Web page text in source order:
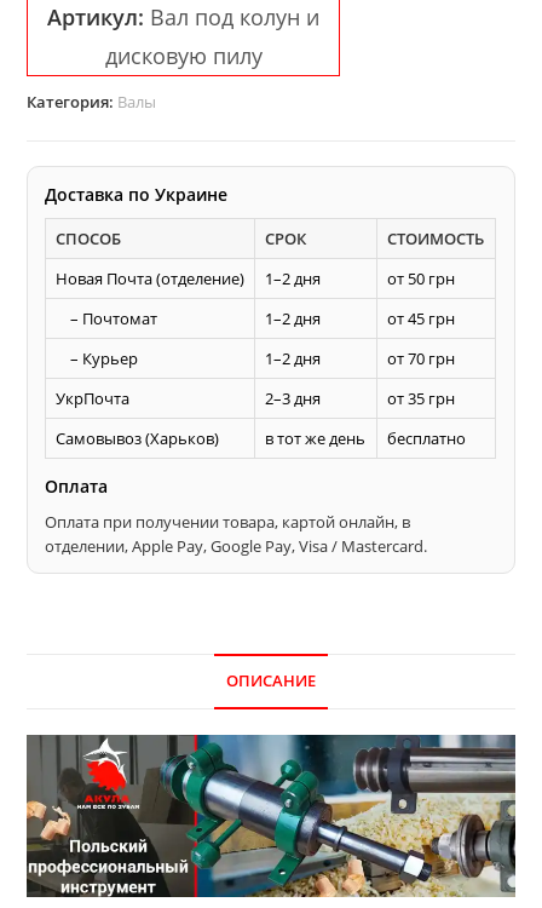
Артикул: Вал под колун и
дисковую пилу
Категория: Валы
Доставка по Украине
СПОСОБ СРОК
СТОИМОСТЬ
Новая Почта (отделение)
1–2 дня
от 50 грн
– Почтомат
1–2 дня
от 45 грн
– Курьер
1–2 дня
от 70 грн
УкрПочта
2–3 дня
от 35 грн
Самовывоз (Харьков)
в тот же день бесплатно
Оплата
Оплата при получении товара, картой онлайн, в
отделении, Apple Pay, Google Pay, Visa / Mastercard.
ОПИСАНИЕ